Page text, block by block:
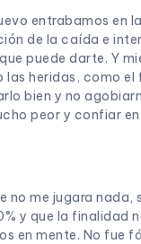
entrabamos en
de la caída e
puede darte. Y
heridas, como el
bien y no
peor y confiar
no me jugara
y que la finalidad
en mente. No fue